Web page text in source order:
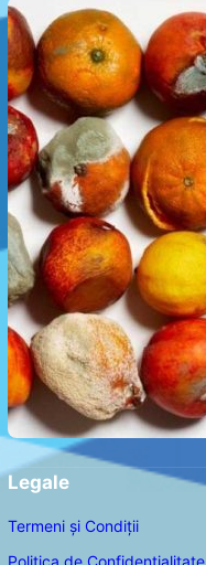
Legale
Termeni și Condiții
Politica de Confidențialitate